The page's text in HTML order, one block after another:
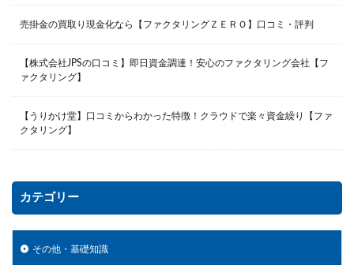
売掛金の買取り現金化なら【ファクタリングＺＥＲＯ】口コミ・評判
【株式会社JPSの口コミ】即日資金調達！安心のファクタリング会社【フ
ァクタリング】
【うりかけ堂】口コミからわかった特徴！クラウドで楽々資金繰り【ファ
クタリング】
カテゴリー
その他・基礎知識